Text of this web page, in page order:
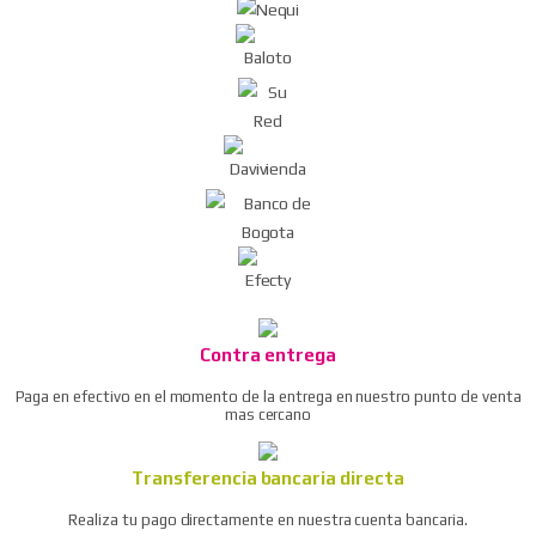
Ratchet neumático / llave de trinquete de aire
Remachadora neumática
Taladro reversible neumático 3/8″
Contra entrega
Paga en efectivo en el momento de la entrega en nuestro punto de venta
mas cercano
Transferencia bancaria directa
Realiza tu pago directamente en nuestra cuenta bancaria.